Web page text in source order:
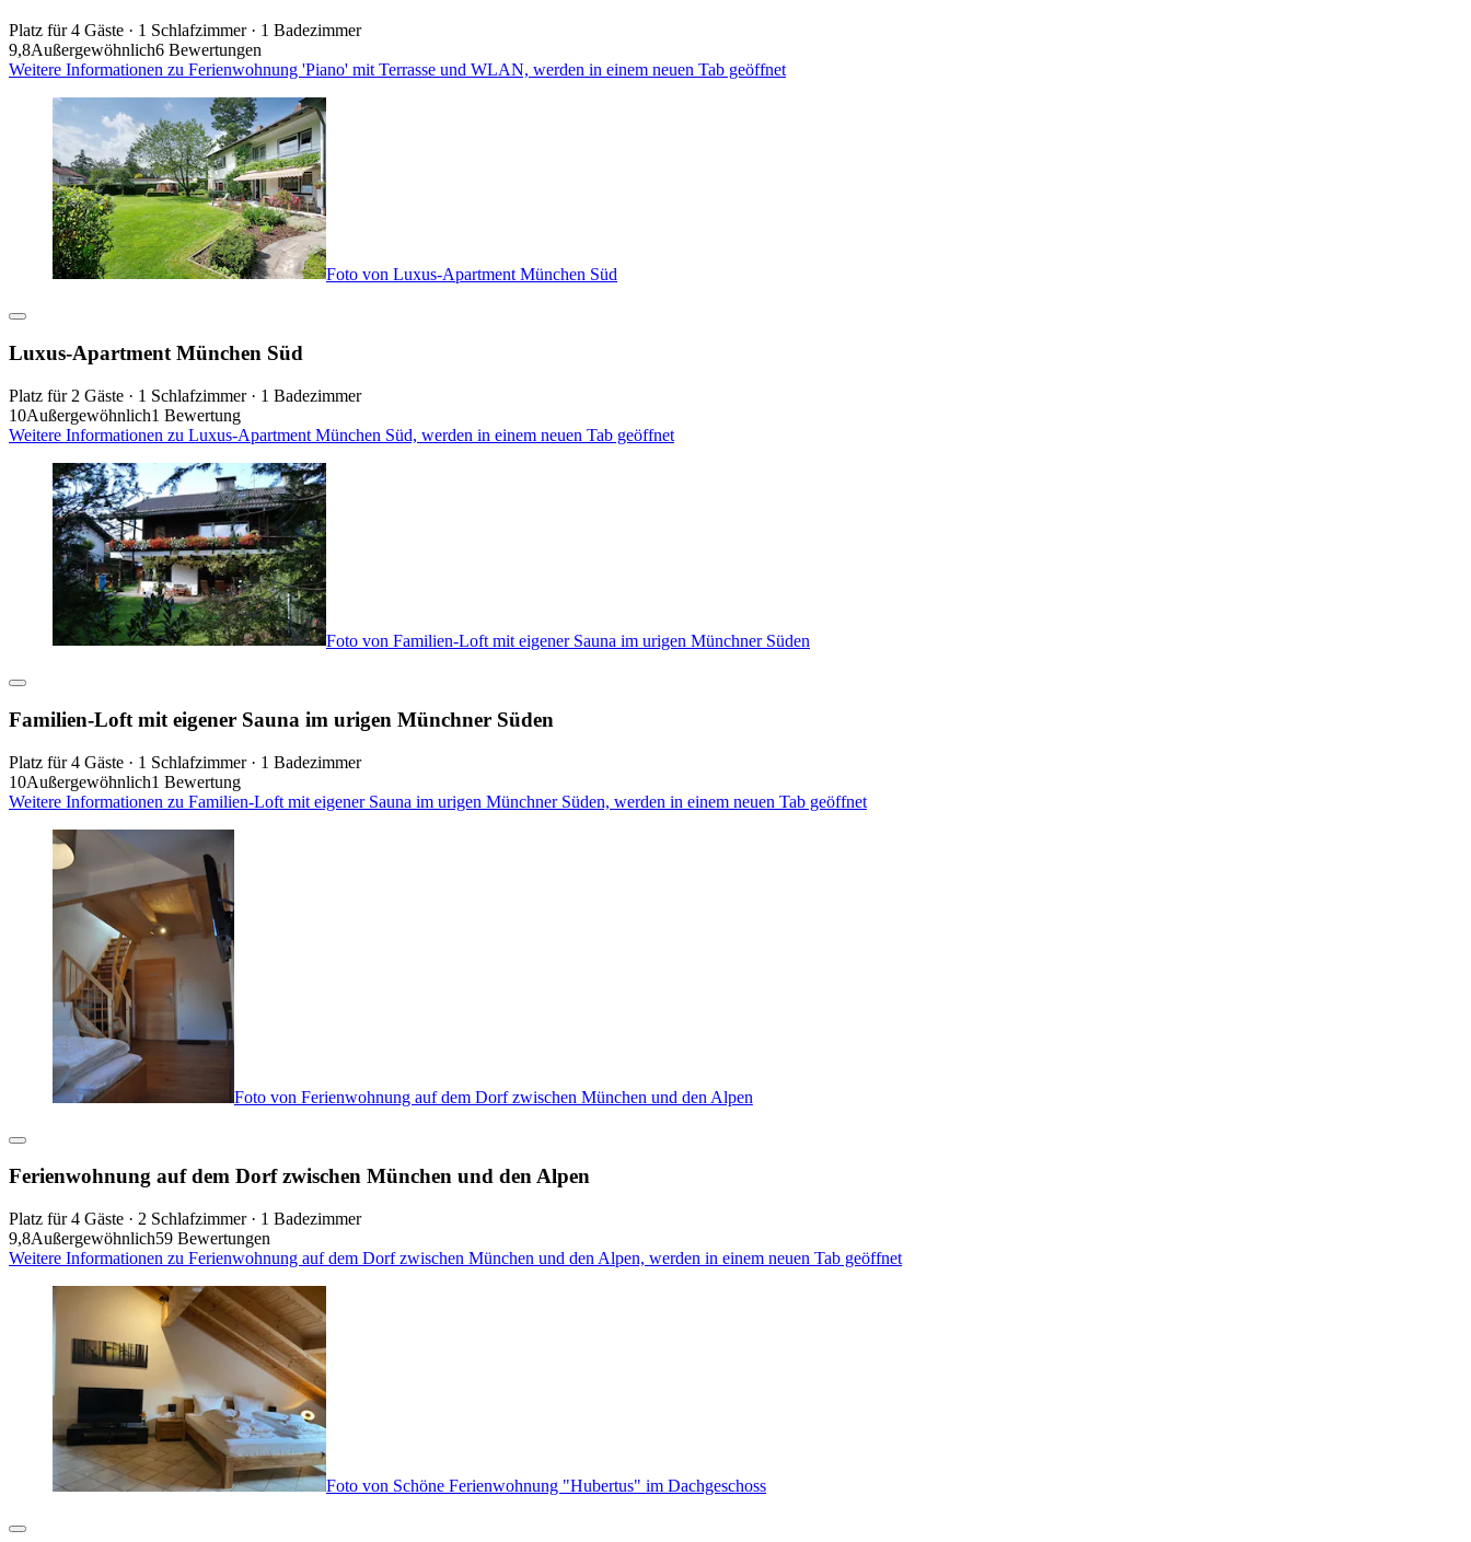
Platz für 4 Gäste · 1 Schlafzimmer · 1 Badezimmer
9,8Außergewöhnlich6 Bewertungen
Weitere Informationen zu Ferienwohnung 'Piano' mit Terrasse und WLAN, werden in einem neuen Tab geöffnet
Foto von Luxus-Apartment München Süd
Luxus-Apartment München Süd
Platz für 2 Gäste · 1 Schlafzimmer · 1 Badezimmer
10Außergewöhnlich1 Bewertung
Weitere Informationen zu Luxus-Apartment München Süd, werden in einem neuen Tab geöffnet
Foto von Familien-Loft mit eigener Sauna im urigen Münchner Süden
Familien-Loft mit eigener Sauna im urigen Münchner Süden
Platz für 4 Gäste · 1 Schlafzimmer · 1 Badezimmer
10Außergewöhnlich1 Bewertung
Weitere Informationen zu Familien-Loft mit eigener Sauna im urigen Münchner Süden, werden in einem neuen Tab geöffnet
Foto von Ferienwohnung auf dem Dorf zwischen München und den Alpen
Ferienwohnung auf dem Dorf zwischen München und den Alpen
Platz für 4 Gäste · 2 Schlafzimmer · 1 Badezimmer
9,8Außergewöhnlich59 Bewertungen
Weitere Informationen zu Ferienwohnung auf dem Dorf zwischen München und den Alpen, werden in einem neuen Tab geöffnet
Foto von Schöne Ferienwohnung "Hubertus" im Dachgeschoss